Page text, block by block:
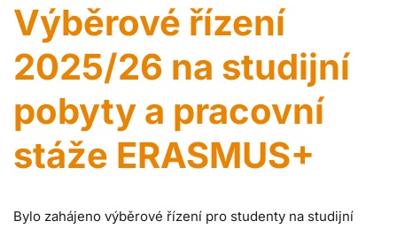
Výběrové řízení
2025/26 na studijní
pobyty a pracovní
stáže ERASMUS+
Bylo zahájeno výběrové řízení pro studenty na studijní